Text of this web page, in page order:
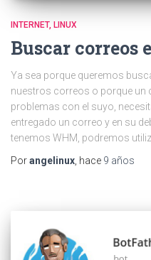
INTERNET LINUX
Buscar correos
Ya sea porque queremos
nuestros correos o porque un
problemas con el suyo,
entregado un correo y en su
tenemos WHM, podremos
Porangelinux, hace 9 años